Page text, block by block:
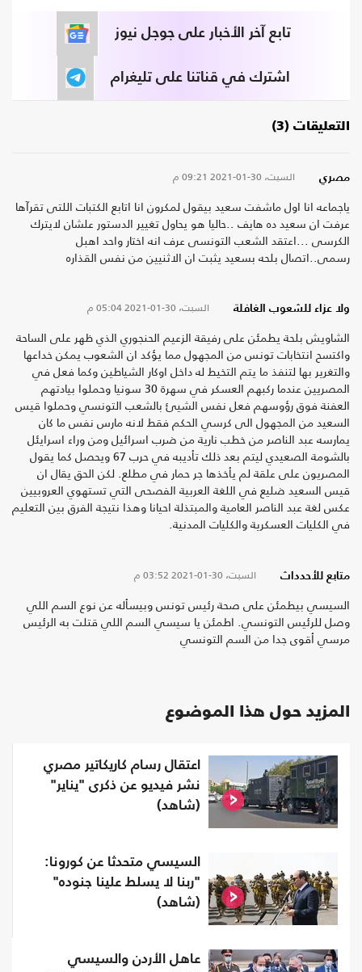
تابع آخر الأخبار على جوجل نيوز
اشترك في قناتنا على تليغرام
التعليقات (3)
مصري السبت، 30-01-2021 09:21 م
ياجماعه انا اول ماشفت سعيد بيقول لمكرون انا اتابع الكتبات اللتى تقرآها
عرفت ان سعيد ده هايف ..حاليا هو يحاول تغيير الدستور علشان لايترك
الكرسى ...اعتقد الشعب التونسى عرف انه اختار واحد اهبل
رسمى..اتصال بلحه بسعيد يثبت ان الاثنيين من نفس القذاره
ولا عزاء للشعوب الغافلة السبت، 30-01-2021 05:04 م
الشاويش بلحة يطمئن على رفيقة الزعيم الحنجوري الذي ظهر على الساحة
واكتسح انتخابات تونس من المجهول مما يؤكد ان الشعوب يمكن خداعها
والتغرير بها لتنفذ ما يتم التخيط له داخل اوكار الشياطين وكما فعل في
المصريين عندما ركبهم العسكر في سهرة 30 سونيا وحملوا بيادتهم
العفنة فوق رؤوسهم فعل نفس الشيئ بالشعب التونسي وحملوا قيس
السعيد من المجهول الى كرسي الحكم فقط لانه مارس نفس ما كان
يمارسه عبد الناصر من خطب نارية من ضرب اسرائيل ومن وراء اسرايئل
بالشومة الصعيدي ليتم بعد ذلك تأديبه في حرب 67 ويحصل كما يقول
المصريون على علقة لم يأخذها جر حمار في مطلع. لكن الحق يقال ان
قيس السعيد ضليع في اللغة العربية الفصحى التي تستهوي العروبيين
عكس لغة عبد الناصر العامية والمبتذلة احيانا وهذا نتيجة الفرق بين التعليم
في الكليات العسكرية والكليات المدنية.
متابع للأحدداث السبت، 30-01-2021 03:52 م
السيسي بيطمئن على صحة رئيس تونس وبيسأله عن نوع السم اللي
وصل للرئيس التونسي. اطمئن يا سيسي السم اللي قتلت به الرئيس
مرسي أقوى جدا من السم التونسي
المزيد حول هذا الموضوع
اعتقال رسام كاريكاتير مصري
نشر فيديو عن ذكرى "يناير"
(شاهد)
السيسي متحدثا عن كورونا:
"ربنا لا يسلط علينا جنوده"
(شاهد)
عاهل الأردن والسيسي